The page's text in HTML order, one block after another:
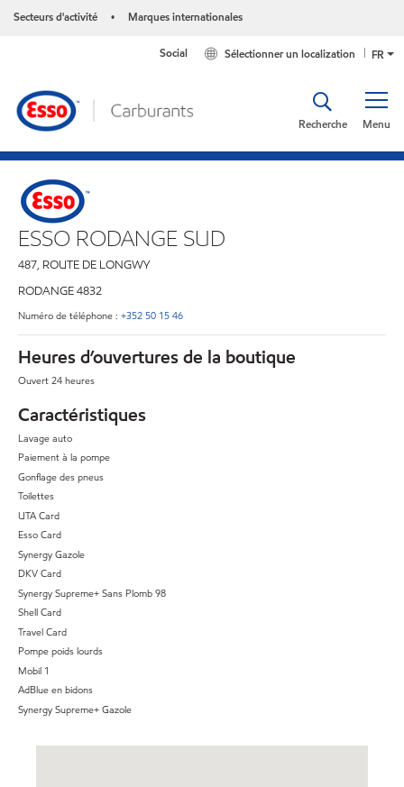
Secteurs d'activité • Marques internationales
FR
Sélectionner un localization
Social
Menu
Recherche
ESSO RODANGE SUD
487, ROUTE DE LONGWY
RODANGE4832
Numéro de téléphone : +352 50 15 46
Heures d’ouvertures de la boutique
Ouvert 24 heures
Caractéristiques
Lavage auto
Paiement à la pompe
Gonflage des pneus
Toilettes
UTA Card
Esso Card
Synergy Gazole
DKV Card
Synergy Supreme+ Sans Plomb 98
Shell Card
Travel Card
Pompe poids lourds
Mobil 1
AdBlue en bidons
Synergy Supreme+ Gazole